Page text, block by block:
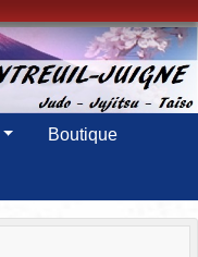
Boutique